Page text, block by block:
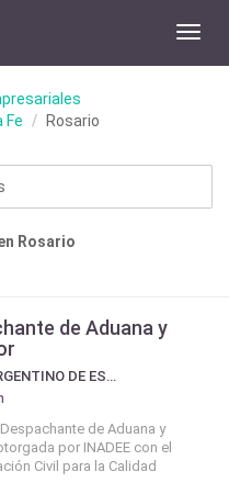
Fe Rosario
Rosario
de Aduana y
INADEE INSTITUTO ARGENTINO DE ESTUDIOS EMPRESARIALES
de Aduana y
por INADEE con el
Civil para la Calidad